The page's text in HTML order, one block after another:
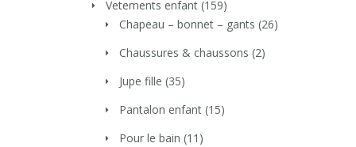
Vetements enfant (159)
Chapeau – bonnet – gants (26)
Chaussures & chaussons (2)
Jupe fille (35)
Pantalon enfant (15)
Pour le bain (11)